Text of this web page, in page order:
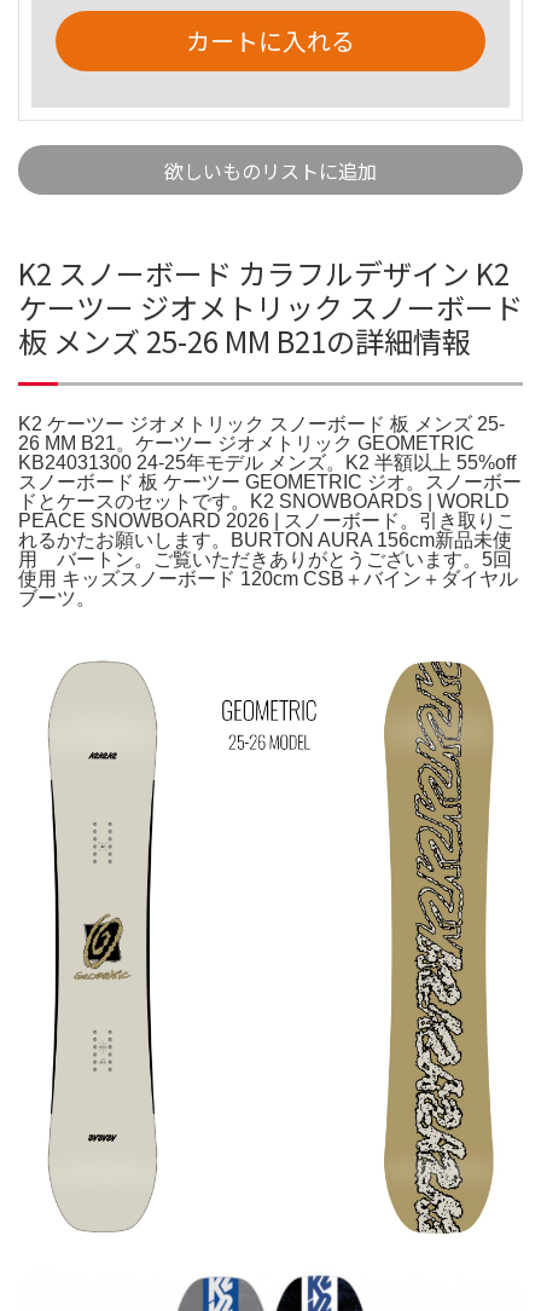
カートに入れる
欲しいものリストに追加
K2 スノーボード カラフルデザイン K2
ケーツー ジオメトリック スノーボード
板 メンズ 25-26 MM B21の詳細情報
K2 ケーツー ジオメトリック スノーボード 板 メンズ 25-
26 MM B21。ケーツー ジオメトリック GEOMETRIC
KB24031300 24-25年モデル メンズ。K2 半額以上 55%off
スノーボード 板 ケーツー GEOMETRIC ジオ。スノーボー
ドとケースのセットです。K2 SNOWBOARDS | WORLD
PEACE SNOWBOARD 2026 | スノーボード。引き取りこ
れるかたお願いします。BURTON AURA 156cm新品未使
用 バートン。ご覧いただきありがとうございます。5回
使用 キッズスノーボード 120cm CSB＋バイン＋ダイヤル
ブーツ。